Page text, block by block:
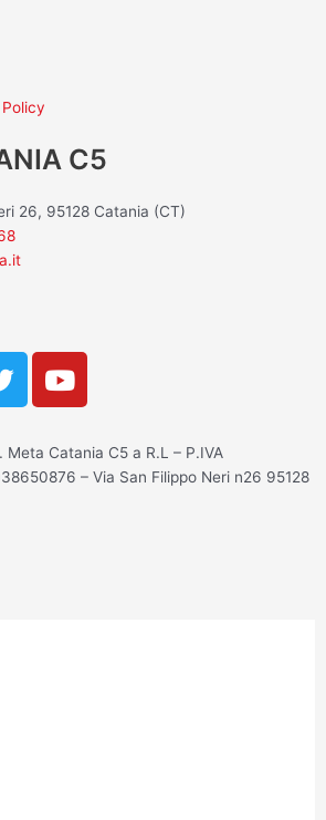
C5
26, 95128 Catania (CT)
T
Y
o
t
u
Catania C5 a R.L – P.IVA
– Via San Filippo Neri n26 95128